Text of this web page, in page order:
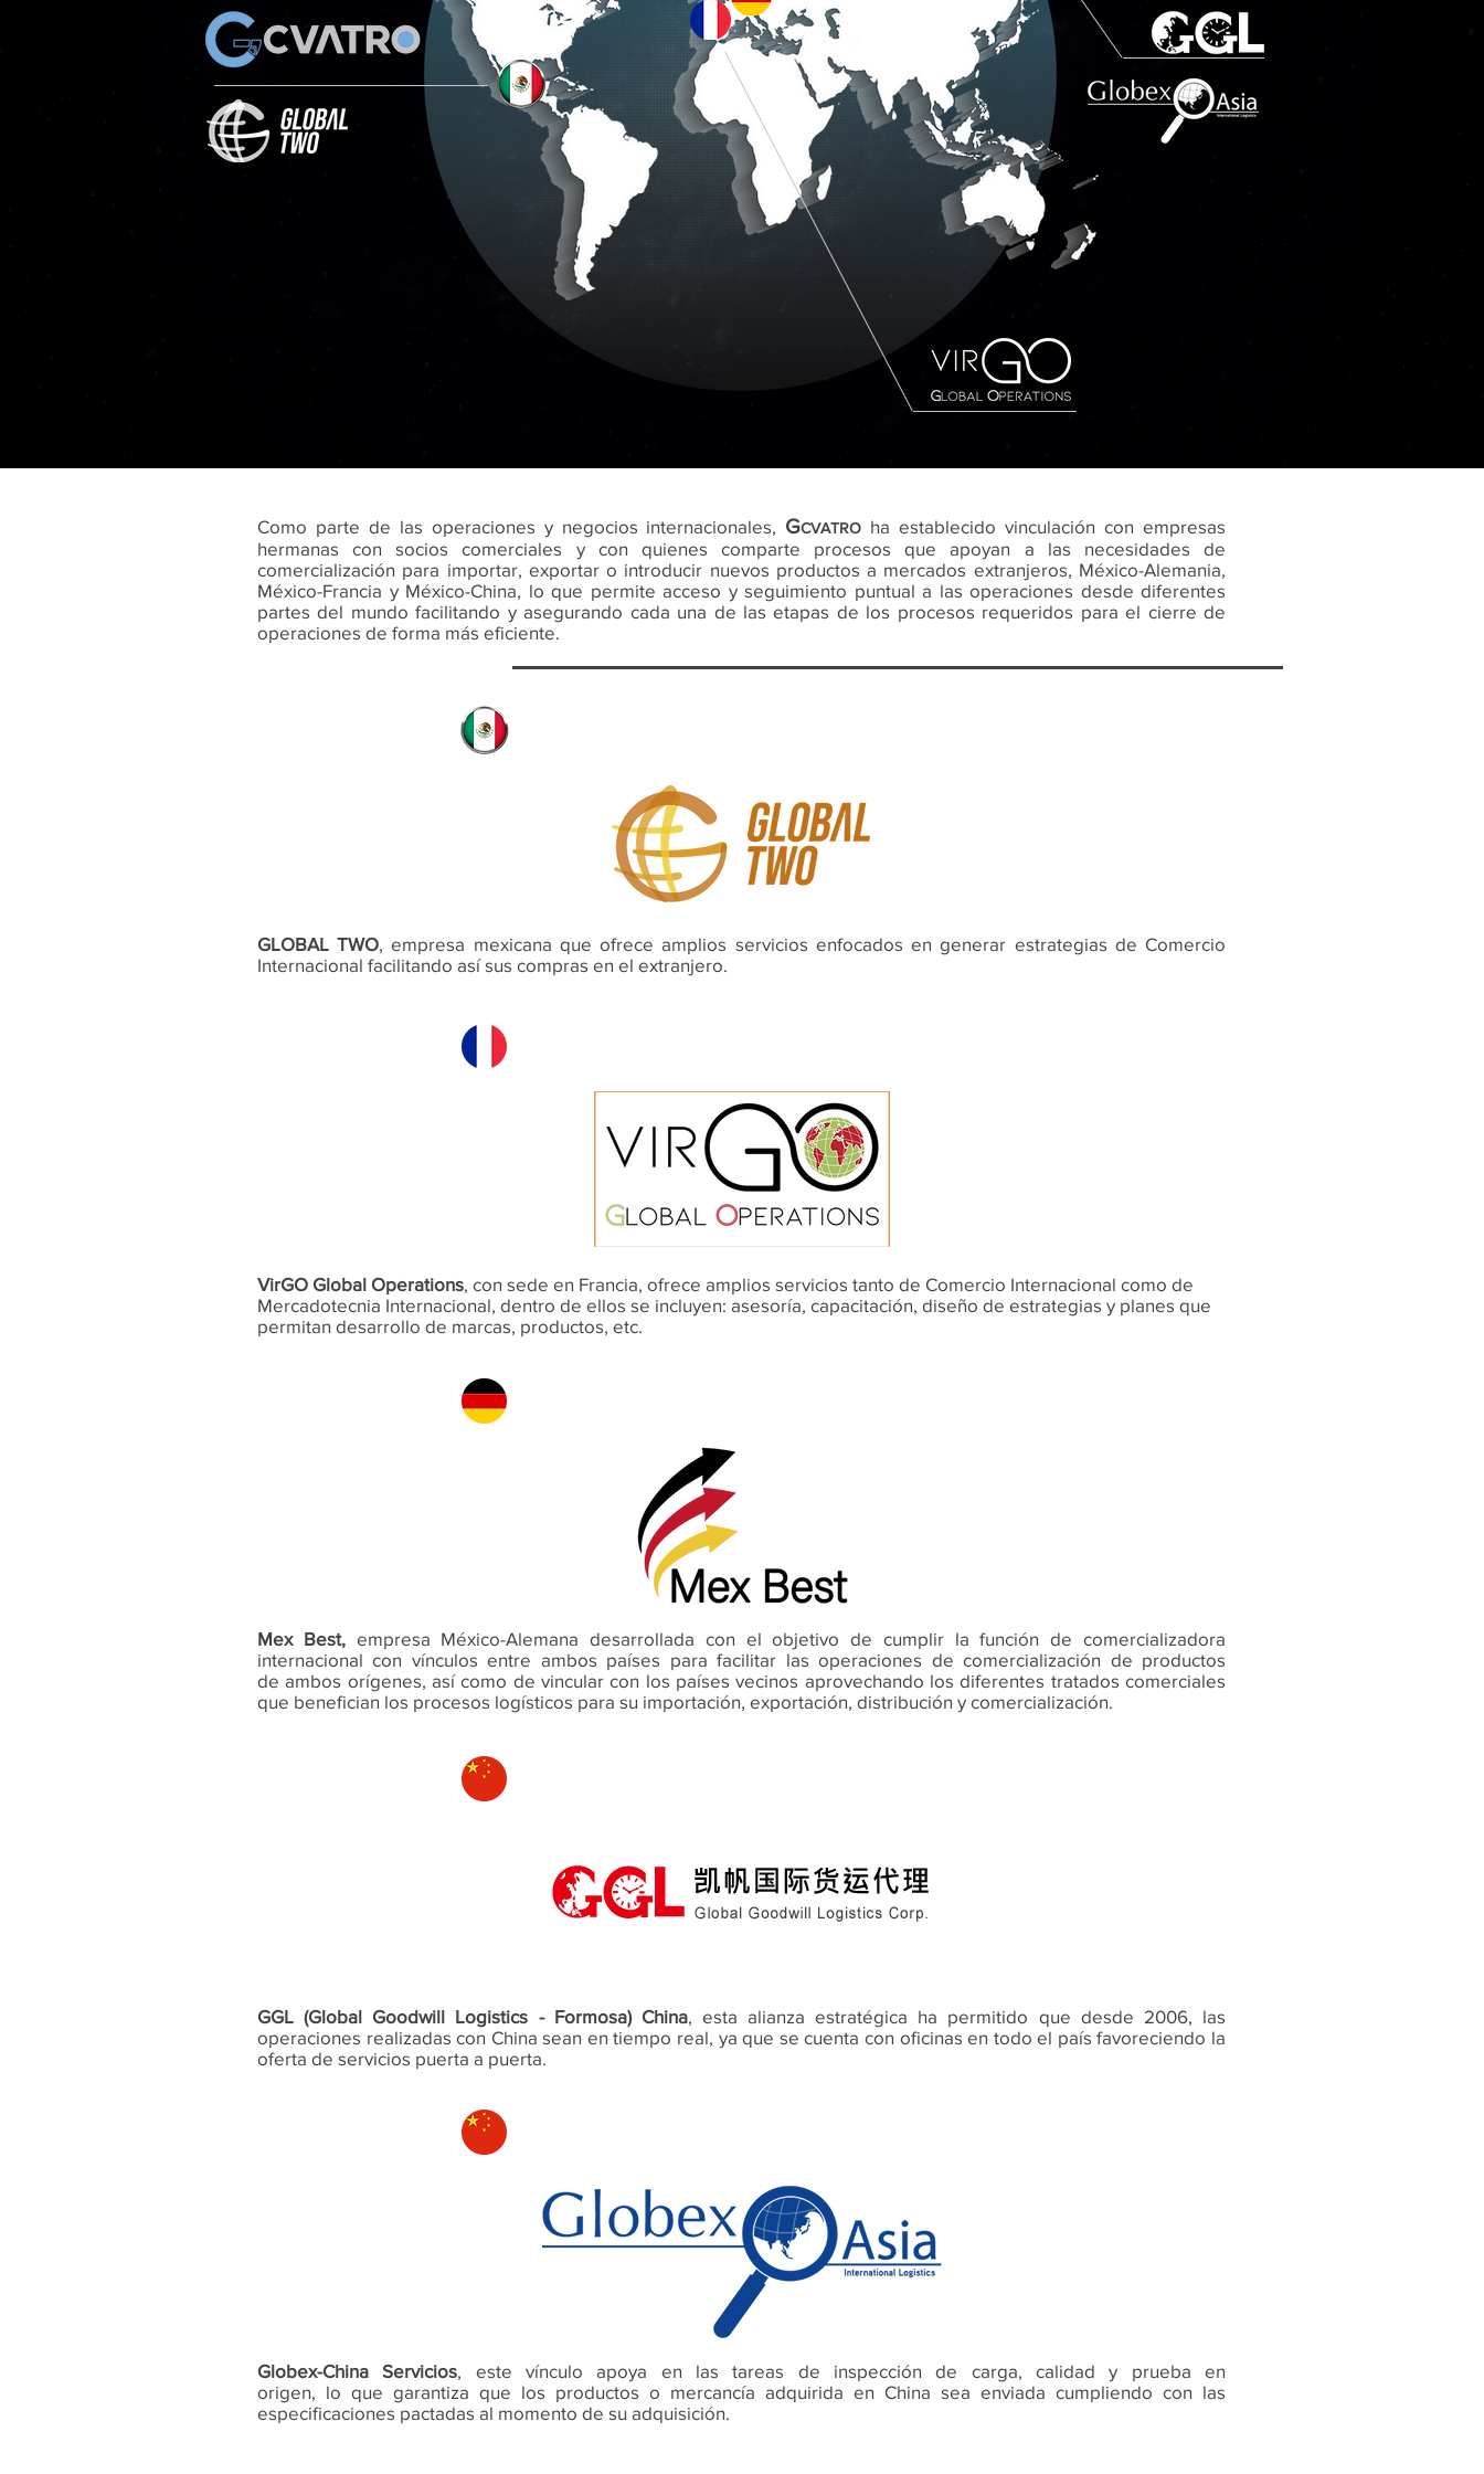
Como parte de las operaciones y negocios internacionales, GCVATRO ha establecido vinculación con empresas
hermanas con socios comerciales y con quienes comparte procesos que apoyan a las necesidades de
comercialización para importar, exportar o introducir nuevos productos a mercados extranjeros, México-Alemania,
México-Francia y México-China, lo que permite acceso y seguimiento puntual a las operaciones desde diferentes
partes del mundo facilitando y asegurando cada una de las etapas de los procesos requeridos para el cierre de
operaciones de forma más eficiente.
GLOBAL TWO, empresa mexicana que ofrece amplios servicios enfocados en generar estrategias de Comercio
Internacional facilitando así sus compras en el extranjero.
VirGO Global Operations, con sede en Francia, ofrece amplios servicios tanto de Comercio Internacional como de
Mercadotecnia Internacional, dentro de ellos se incluyen: asesoría, capacitación, diseño de estrategias y planes que
permitan desarrollo de marcas, productos, etc.
Mex Best,empresa México-Alemana desarrollada con el objetivo de cumplir la función de comercializadora
internacional con vínculos entre ambos países para facilitar las operaciones de comercialización de productos
de ambos orígenes, así como de vincular con los países vecinos aprovechando los diferentes tratados comerciales
que benefician los procesos logísticos para su importación, exportación, distribución y comercialización.
GGL (Global Goodwill Logistics - Formosa) China, esta alianza estratégica ha permitido que desde 2006, las
operaciones realizadas con China sean en tiempo real, ya que se cuenta con oficinas en todo el país favoreciendo la
oferta de servicios puerta a puerta.
Globex-China Servicios, este vínculo apoya en las tareas de inspección de carga, calidad y prueba en
origen, lo que garantiza que los productos o mercancía adquirida en China sea enviada cumpliendo con las
especificaciones pactadas al momento de su adquisición.